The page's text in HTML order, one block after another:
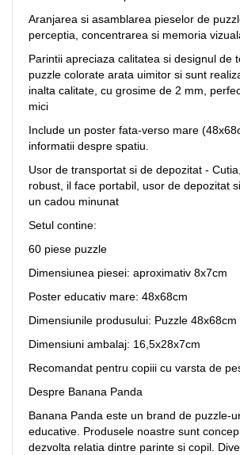
Aranjarea si asamblarea pieselor de
perceptia, concentrarea si memoria
Parintii apreciaza calitatea si designul de
puzzle colorate arata uimitor si sunt
inalta calitate, cu grosime de 2 mm,
mici
Include un poster fata-verso mare
informatii despre spatiu.
Usor de transportat si de depozitat -
robust, il face portabil, usor de depozitat
un cadou minunat
Setul contine:
60 piese puzzle
Dimensiunea piesei: aproximativ 8x7cm
Poster educativ mare: 48x68cm
Dimensiunile produsului: Puzzle 48x68cm
Dimensiuni ambalaj: 16,5x28x7cm
Recomandat pentru copiii cu varsta de
Despre Banana Panda
Banana Panda este un brand de puzzle-
educative. Produsele noastre sunt
dezvolta relatia dintre parinte si copil.